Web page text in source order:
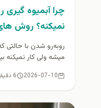
چرا آبمیوه
نمیکنه؟ روش
روبه‌رو شدن با حالتی
میشه ولی کار نمیکنه
2026-07-10 6 دقیقه مطالعه